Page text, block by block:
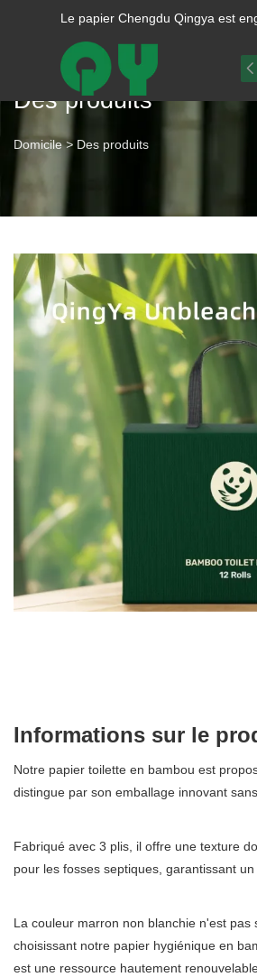
Le papier Chengdu Qingya est
Des produits
Domicile > Des produits
Informations sur le
Notre papier toilette en bambou est
distingue par son emballage innovant
Fabriqué avec 3 plis, il offre une texture
pour les fosses septiques, garantissant
La couleur marron non blanchie n'est
choisissant notre papier hygiénique en
est une ressource hautement